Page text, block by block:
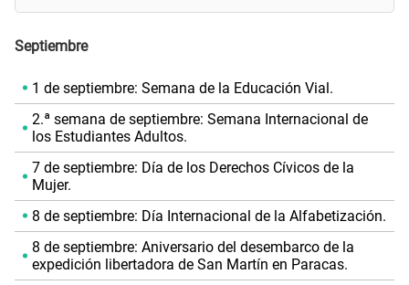
Septiembre
1 de septiembre: Semana de la Educación Vial.
2.ª semana de septiembre: Semana Internacional de
los Estudiantes Adultos.
7 de septiembre: Día de los Derechos Cívicos de la
Mujer.
8 de septiembre: Día Internacional de la Alfabetización.
8 de septiembre: Aniversario del desembarco de la
expedición libertadora de San Martín en Paracas.